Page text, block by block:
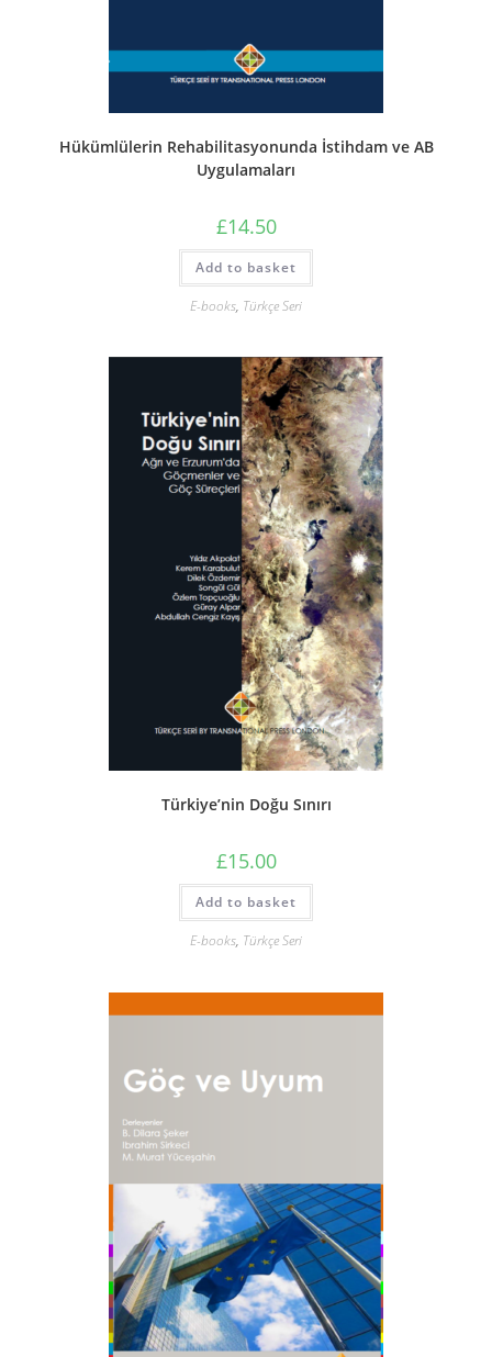
Hükümlülerin Rehabilitasyonunda İstihdam ve AB
Uygulamaları
£14.50
Add to basket
E-books, Türkçe Seri
Türkiye’nin Doğu Sınırı
£15.00
Add to basket
E-books, Türkçe Seri